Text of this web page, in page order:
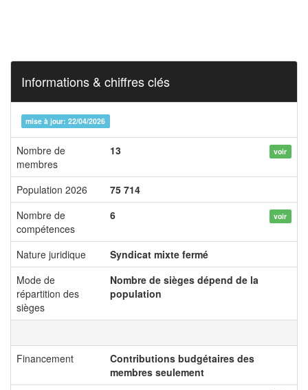
Informations & chiffres clés
mise à jour: 22/04/2026
Nombre de
membres
13 voir
Population 2026
75 714
Nombre de
compétences
6 voir
Nature juridique
Syndicat mixte fermé
Mode de
répartition des
sièges
Nombre de sièges dépend de la
population
Financement
Contributions budgétaires des
membres seulement